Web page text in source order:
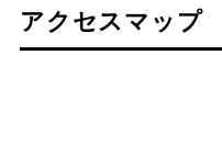
アクセスマップ